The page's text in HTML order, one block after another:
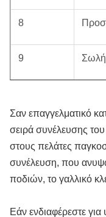
8
9
11
12
Σαν επαγγελματικό
σειρά συνέλευσης
στους πελάτες
συνέλευση, που
ποδιών, το γαλλικό
Εάν ενδιαφέρεστε